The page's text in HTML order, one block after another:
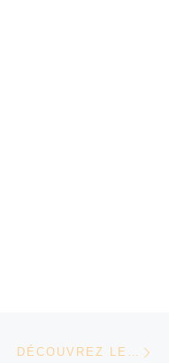
À LA LISTEDÉCOUVREZ LE PROGRAMME